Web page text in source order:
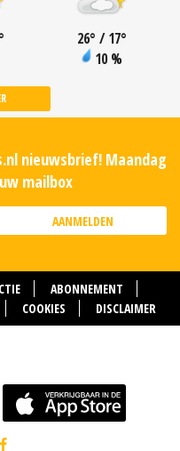
26° / 17°
10 %
nieuwsbrief! Maandag
mailbox
AANMELDEN
ABONNEMENT
COOKIES DISCLAIMER